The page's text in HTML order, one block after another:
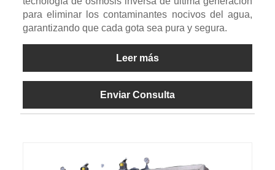
para eliminar los contaminantes nocivos del agua,
garantizando que cada gota sea pura y segura.
Leer más
Enviar Consulta